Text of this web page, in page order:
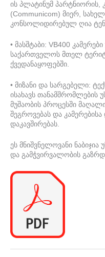
ის პლატინუმ პარტნიორის,
(Communicom) მიერ,
კონსოლიდირებულ ღია
• მასშტაბი: VB400
საქართველოს მთელ
ქვედანაყოფებში.
• მიზანი და სარგებელი:
ისახავს თანამშრომლების
მუშაობის პროცესში
შეგროვებას და
დაკავშირებას.
ეს მნიშვნელოვანი ნაბიჯია
და გამჭვირვალობის